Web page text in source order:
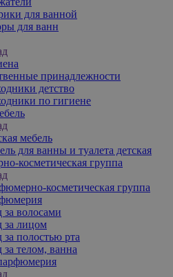
для ванной
для ванн
принадлежности
детство
по гигиене
мебель
для ванны и туалета детская
косметическая группа
косметическая группа
за волосами
за лицом
за полостью рта
за телом, ванна